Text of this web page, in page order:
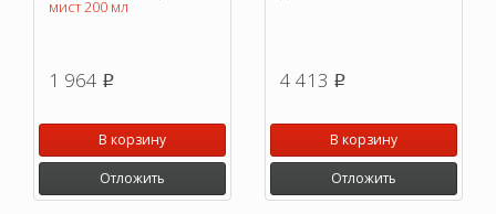
мист 200 мл
1 964 p
В корзину
Отложить
4 413 p
В корзину
Отложить